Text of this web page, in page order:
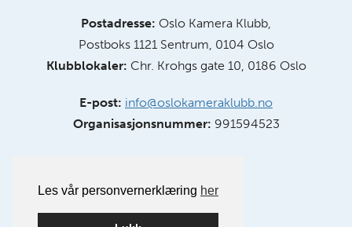
Les vår personvernerklæring her
Postadresse: Oslo Kamera Klubb,
Postboks 1121 Sentrum, 0104 Oslo
Klubblokaler: Chr. Krohgs gate 10, 0186 Oslo
E-post: info@oslokameraklubb.no
Organisasjonsnummer: 991594523